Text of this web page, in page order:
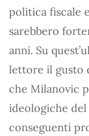
politica fiscale
sarebbero
anni. Su
lettore il gusto
che Milanovic
ideologiche
conseguenti